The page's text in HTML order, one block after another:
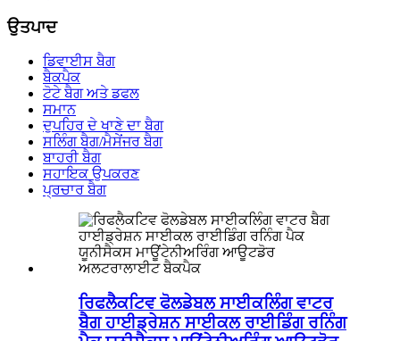
ਉਤਪਾਦ
ਡਿਵਾਈਸ ਬੈਗ
ਬੈਕਪੈਕ
ਟੋਟੇ ਬੈਗ ਅਤੇ ਡਫਲ
ਸਮਾਨ
ਦੁਪਹਿਰ ਦੇ ਖਾਣੇ ਦਾ ਬੈਗ
ਸਲਿੰਗ ਬੈਗ/ਮੈਸੇਂਜਰ ਬੈਗ
ਬਾਹਰੀ ਬੈਗ
ਸਹਾਇਕ ਉਪਕਰਣ
ਪ੍ਰਚਾਰ ਬੈਗ
ਰਿਫਲੈਕਟਿਵ ਫੋਲਡੇਬਲ ਸਾਈਕਲਿੰਗ ਵਾਟਰ
ਬੈਗ ਹਾਈਡ੍ਰੇਸ਼ਨ ਸਾਈਕਲ ਰਾਈਡਿੰਗ ਰਨਿੰਗ